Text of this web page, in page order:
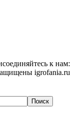
к нам:
igrofania.ru